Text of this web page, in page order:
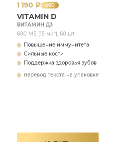
1 190 ₽ 60
VITAMIN D
ВИТАМИН Д3
600 МЕ (15 мкг), 60 шт
Повышение иммунитета
Сильные кости
Поддержка здоровья зубов
перевод текста на упаковке